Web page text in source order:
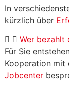
In
kürzlich über
Wer bezahlt
Für Sie
Kooperation mit
Jobcenter